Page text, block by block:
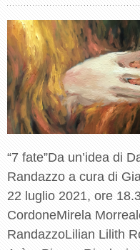
“7 fate”Da un’idea di
Randazzo a cura di
22 luglio 2021, ore
CordoneMirela
RandazzoLilian Lilith